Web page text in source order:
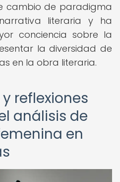
cambio de paradigma
literaria y ha
conciencia sobre la
la diversidad de
en la obra literaria.
reflexiones
análisis de
en